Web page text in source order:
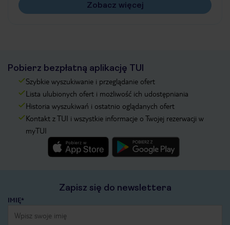
Zobacz więcej
Pobierz bezpłatną aplikację TUI
Szybkie wyszukiwanie i przeglądanie ofert
Lista ulubionych ofert i możliwość ich udostępniania
Historia wyszukiwań i ostatnio oglądanych ofert
Kontakt z TUI i wszystkie informacje o Twojej rezerwacji w
myTUI
Zapisz się do newslettera
IMIĘ*